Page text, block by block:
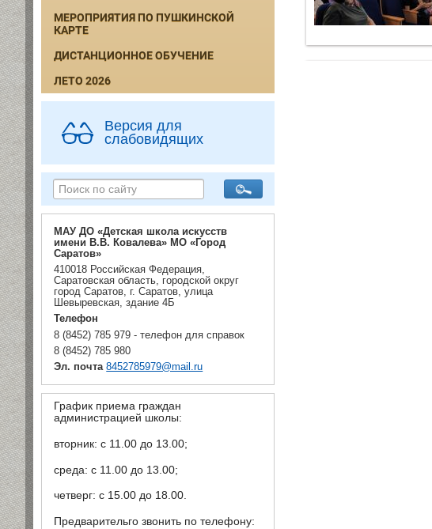
МЕРОПРИЯТИЯ ПО ПУШКИНСКОЙ
КАРТЕ
ДИСТАНЦИОННОЕ ОБУЧЕНИЕ
ЛЕТО 2026
Версия для
слабовидящих
МАУ ДО «Детская школа искусств
имени В.В. Ковалева» МО «Город
Саратов»
410018 Российская Федерация,
Саратовская область, городской округ
город Саратов, г. Саратов, улица
Шевыревская, здание 4Б
Телефон
8 (8452) 785 979 - телефон для справок
8 (8452) 785 980
Эл. почта 8452785979@mail.ru
График приема граждан
администрацией школы:
вторник: с 11.00 до 13.00;
среда: с 11.00 до 13.00;
четверг: с 15.00 до 18.00.
Предварительго звонить по телефону: